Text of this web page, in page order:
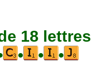
18 lettres
• • •